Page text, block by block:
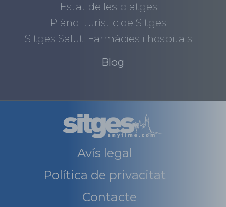
Estat de les platges
Plànol turístic de Sitges
Sitges Salut: Farmàcies i hospitals
Blog
Avís legal
Política de privacitat
Contacte